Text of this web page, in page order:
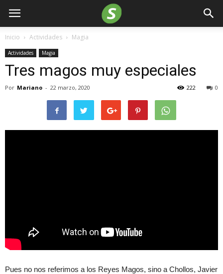
Inicio Actividades Magia
Actividades Magia
Tres magos muy especiales
Por Mariano - 22 marzo, 2020 0
222
Pues no nos referimos a los Reyes Magos, sino a Chollos, Javier